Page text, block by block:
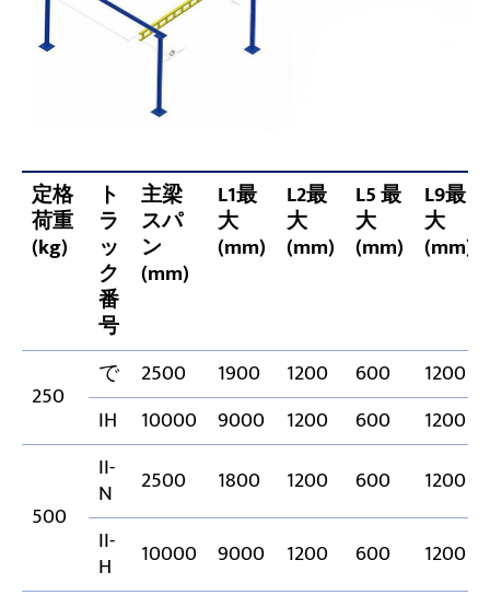
定格
荷重
(kg)
ト
ラ
ッ
ク
番
号
主梁
スパ
ン
(mm)
L1最
大
(mm)
L2最
大
(mm)
L5 最
大
(mm)
L9最
大
(mm)
250
で 2500 1900 1200 600
1200
IH
10000 9000 1200 600 1200
500
II-
N 2500 1800 1200 600
1200
II-
H 10000 9000 1200 600 1200